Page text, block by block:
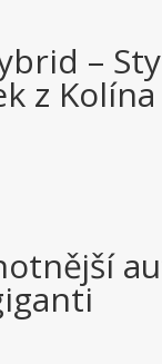
–
z Kolína